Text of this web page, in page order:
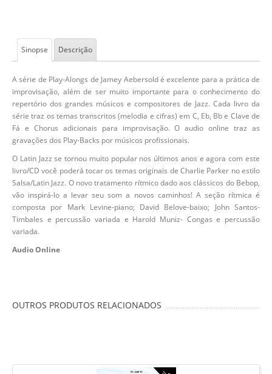
Sinopse Descrição
A série de Play-Alongs de Jamey Aebersold é excelente para a prática de
improvisação, além de ser muito importante para o conhecimento do
repertório dos grandes músicos e compositores de Jazz. Cada livro da
série traz os temas transcritos (melodia e cifras) em C, Eb, Bb e Clave de
Fá e Chorus adicionais para improvisação. O audio online traz as
gravações dos Play-Backs por músicos profissionais.
O Latin Jazz se tornou muito popular nos últimos anos e agora com este
livro/CD você poderá tocar os temas originais de Charlie Parker no estilo
Salsa/Latin Jazz. O novo tratamento rítmico dado aos clássicos do Bebop,
vão inspirá-lo a levar seu som a novos caminhos! A seção rítmica é
composta por Mark Levine-piano; David Belove-baixo; John Santos-
Timbales e percussão variada e Harold Muniz- Congas e percussão
variada.
Audio Online
OUTROS PRODUTOS RELACIONADOS